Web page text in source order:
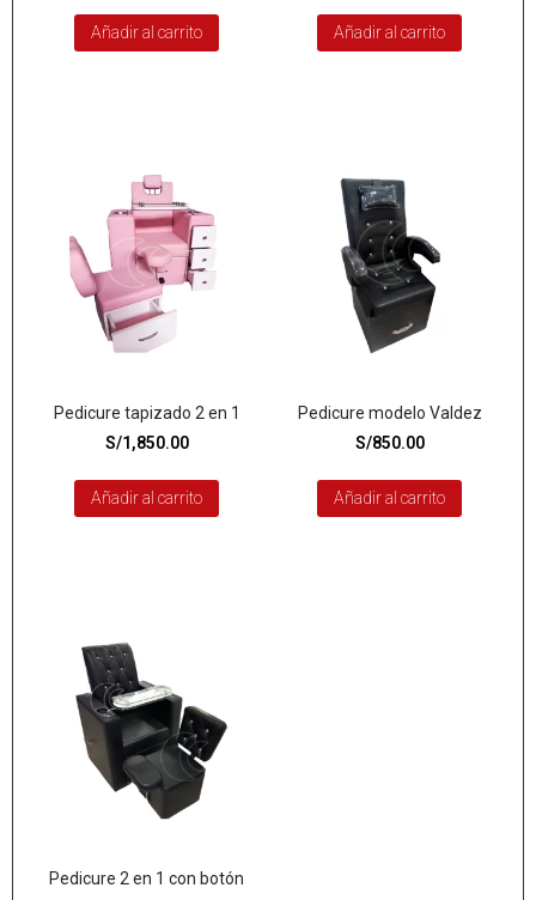
Añadir al carrito Añadir al carrito
Pedicure tapizado 2 en 1
S/1,850.00
Añadir al carrito
Pedicure modelo Valdez
S/850.00
Añadir al carrito
Pedicure 2 en 1 con botón